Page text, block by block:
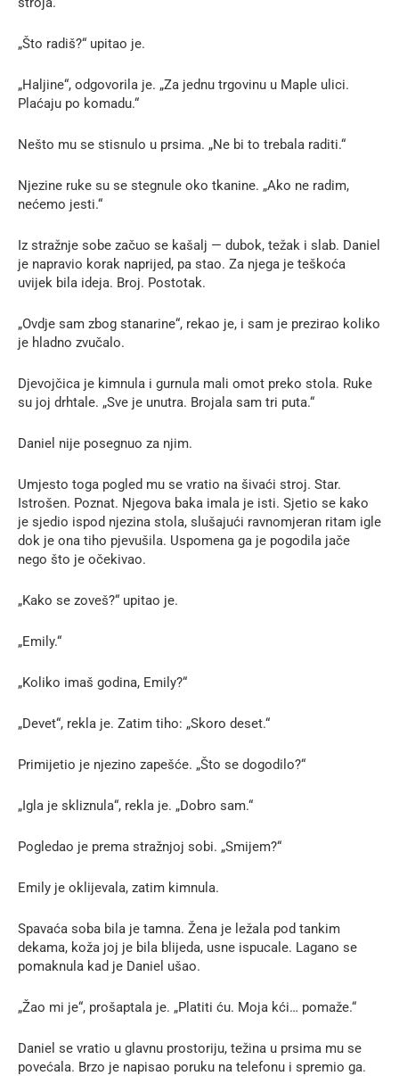
„Što radiš?“ upitao je.
„Haljine“, odgovorila je. „Za jednu trgovinu u Maple ulici.
Plaćaju po komadu.“
Nešto mu se stisnulo u prsima. „Ne bi to trebala raditi.“
Njezine ruke su se stegnule oko tkanine. „Ako ne radim,
nećemo jesti.“
Iz stražnje sobe začuo se kašalj — dubok, težak i slab. Daniel
je napravio korak naprijed, pa stao. Za njega je teškoća
uvijek bila ideja. Broj. Postotak.
„Ovdje sam zbog stanarine“, rekao je, i sam je prezirao koliko
je hladno zvučalo.
Djevojčica je kimnula i gurnula mali omot preko stola. Ruke
su joj drhtale. „Sve je unutra. Brojala sam tri puta.“
Daniel nije posegnuo za njim.
Umjesto toga pogled mu se vratio na šivaći stroj. Star.
Istrošen. Poznat. Njegova baka imala je isti. Sjetio se kako
je sjedio ispod njezina stola, slušajući ravnomjeran ritam igle
dok je ona tiho pjevušila. Uspomena ga je pogodila jače
nego što je očekivao.
„Kako se zoveš?“ upitao je.
„Emily.“
„Koliko imaš godina, Emily?“
„Devet“, rekla je. Zatim tiho: „Skoro deset.“
Primijetio je njezino zapešće. „Što se dogodilo?“
„Igla je skliznula“, rekla je. „Dobro sam.“
Pogledao je prema stražnjoj sobi. „Smijem?“
Emily je oklijevala, zatim kimnula.
Spavaća soba bila je tamna. Žena je ležala pod tankim
dekama, koža joj je bila blijeda, usne ispucale. Lagano se
pomaknula kad je Daniel ušao.
„Žao mi je“, prošaptala je. „Platiti ću. Moja kći… pomaže.“
Daniel se vratio u glavnu prostoriju, težina u prsima mu se
povećala. Brzo je napisao poruku na telefonu i spremio ga.